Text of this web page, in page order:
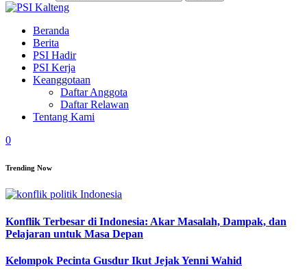
Beranda
Berita
PSI Hadir
PSI Kerja
Keanggotaan
Daftar Anggota
Daftar Relawan
Tentang Kami
0
Trending Now
Konflik Terbesar di Indonesia: Akar Masalah, Dampak, dan
Pelajaran untuk Masa Depan
Kelompok Pecinta Gusdur Ikut Jejak Yenni Wahid